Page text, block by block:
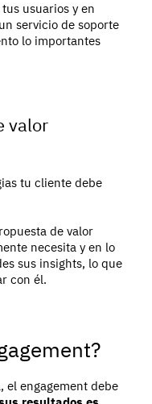
usuarios y en
servicio de soporte
lo importantes
valor
tu cliente debe
de valor
necesita y en lo
sus insights, lo que
con él.
el engagement debe